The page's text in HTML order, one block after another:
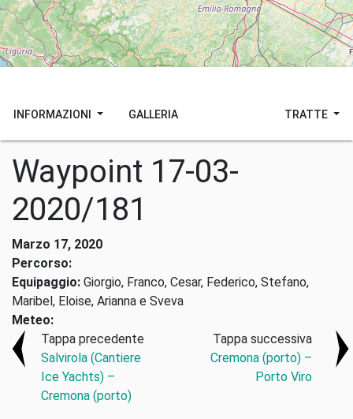
INFORMAZIONI GALLERIA TRATTE
Waypoint 17-03-
2020/181
Marzo 17, 2020
Percorso:
Equipaggio: Giorgio, Franco, Cesar, Federico, Stefano,
Maribel, Eloise, Arianna e Sveva
Meteo:
Tappa precedente
Salvirola (Cantiere
Ice Yachts) –
Cremona (porto)
Tappa successiva
Cremona (porto) –
Porto Viro